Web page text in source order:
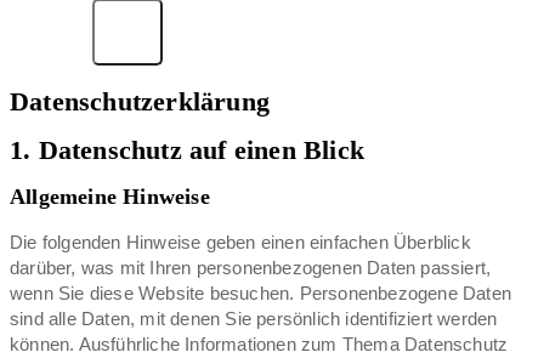
Datenschutzerklärung
1. Datenschutz auf einen Blick
Allgemeine Hinweise
Die folgenden Hinweise geben einen einfachen Überblick
darüber, was mit Ihren personenbezogenen Daten passiert,
wenn Sie diese Website besuchen. Personenbezogene Daten
sind alle Daten, mit denen Sie persönlich identifiziert werden
können. Ausführliche Informationen zum Thema Datenschutz